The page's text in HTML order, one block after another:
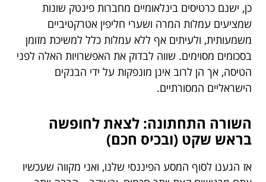
כן, ישנם כרטיסים בינלאומיים מחברות פינטק שונות
שמציעים עמלות המרה ושערי חליפין אטרקטיביים
משמעותית, ולעיתים אף ללא עמלות כלל למשיכת מזומן
בסכומים מסוימים. שווה לבדוק את האפשרויות האלה לפני
הטיסה, אך הן לרוב אינן מונפקות על ידי הבנקים
הישראליים המסורתיים.
השורה התחתונה: לצאת לחופשה
בראש שקט (ובכיס חכם)
אז הגענו לסוף המסע הפיננסי שלנו, ואני מקווה שעכשיו